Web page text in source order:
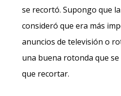
se recortó. Supongo que
consideró que era más
anuncios de televisión o
una buena rotonda que
que recortar.